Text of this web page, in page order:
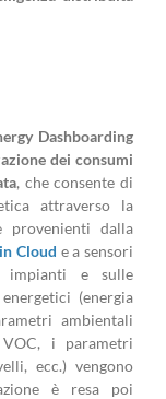
Dashboarding
dei consumi
, che consente di
attraverso la
provenienti dalla
Cloud e a sensori
impianti e sulle
(energia
ambientali
i parametri
ecc.) vengono
è resa poi